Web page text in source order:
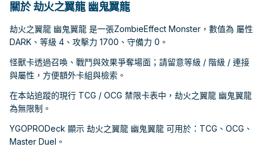
關於 劫火之翼龍 幽鬼翼龍
劫火之翼龍 幽鬼翼龍 是一張ZombieEffect Monster，數值為 屬性
DARK、等級 4、攻擊力 1700、守備力 0。
怪獸卡透過召喚、戰鬥與效果爭奪場面；請留意等級 / 階級 / 連接
與屬性，方便額外卡組與檢索。
在本站追蹤的現行 TCG / OCG 禁限卡表中，劫火之翼龍 幽鬼翼龍
為無限制。
YGOPRODeck 顯示 劫火之翼龍 幽鬼翼龍 可用於：TCG、OCG、
Master Duel。